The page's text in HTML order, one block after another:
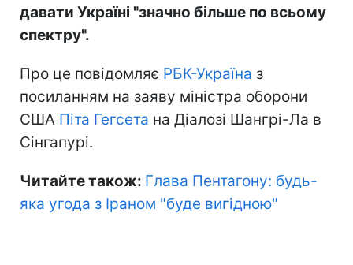
давати Україні "значно більше по всьому
спектру".
Про це повідомляє РБК-Україна з
посиланням на заяву міністра оборони
США Піта Гегсета на Діалозі Шангрі-Ла в
Сінгапурі.
Читайте також: Глава Пентагону: будь-
яка угода з Іраном "буде вигідною"